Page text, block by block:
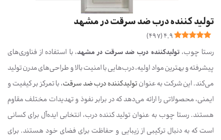
تولید کننده درب ضد سرقت در مشهد
4.9
(
497
)
رستا چوب، تولیدکننده درب ضد سرقت در مشهد، با استفاده از فناوری‌های
پیشرفته و بهترین مواد اولیه، درب‌هایی با امنیت بالا و طراحی‌های مدرن تولید
می‌کند. این شرکت به عنوانتولیدکننده درب ضد سرقت، با تمرکز بر کیفیت و
ایمنی، محصولاتی را ارائه می‌دهد که در برابر نفوذ و تهدیدات مختلف مقاوم
هستند. رستا چوب به عنوان تولید کننده درب، انتخابی ایده‌آل برای کسانی
است که به دنبال ترکیبی از زیبایی و حفاظت برای فضای خود هستند. برای